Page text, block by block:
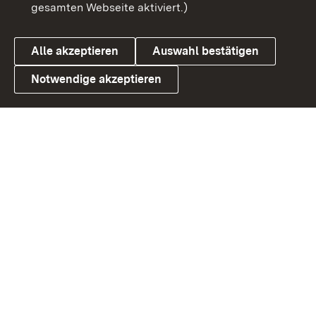
Link zum Landesportal
Cookies
gesamten Webseite aktiviert.)
Alle akzeptieren Auswahl bestätigen
Notwendige akzeptieren